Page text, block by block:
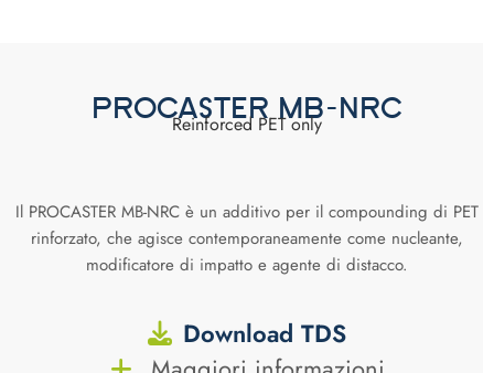
PROCASTER MB-NRC
Reinforced PET only
Il PROCASTER MB-NRC è un additivo per il compounding di PET
rinforzato, che agisce contemporaneamente come nucleante,
modificatore di impatto e agente di distacco.
Download TDS